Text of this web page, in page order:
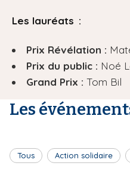
Les lauréats :
Prix Révélation :
Prix du public : Noé
Grand Prix : Tom Bil
Les
Tous Action solidaire